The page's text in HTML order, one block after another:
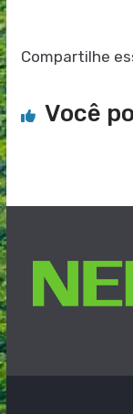
Compartilhe
Você